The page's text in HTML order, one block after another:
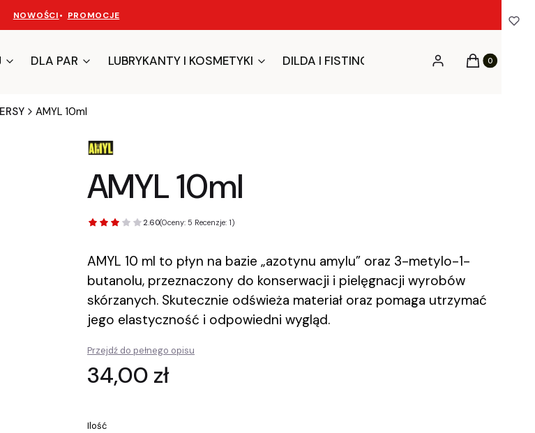
NOWOŚCI• PROMOCJE
DLA PAR LUBRYKANTY I KOSMETYKI DILDA I FISTING BDSM I FETYSZ
Zaloguj sięProdukty w
Koszyk
AMYL 10ml
AMYL 10ml
2.60(Oceny: 5 Recenzje: 1)
AMYL 10 ml to płyn na bazie „azotynu amylu” oraz 3-metylo-1-
butanolu, przeznaczony do konserwacji i pielęgnacji wyrobów
skórzanych. Skutecznie odświeża materiał oraz pomaga utrzymać
jego elastyczność i odpowiedni wygląd.
Przejdź do pełnego opisu
Cena
34,00 zł
Ilość